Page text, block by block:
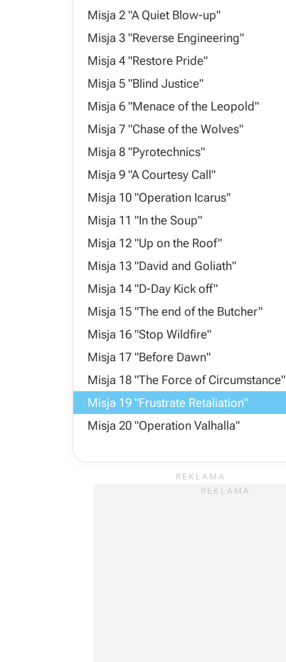
Misja 2 "A Quiet Blow-up"
Misja 3 "Reverse Engineering"
Misja 4 "Restore Pride"
Misja 5 "Blind Justice"
Misja 6 "Menace of the Leopold"
Misja 7 "Chase of the Wolves"
Misja 8 "Pyrotechnics"
Misja 9 "A Courtesy Call"
Misja 10 "Operation Icarus"
Misja 11 "In the Soup"
Misja 12 "Up on the Roof"
Misja 13 "David and Goliath"
Misja 14 "D-Day Kick off"
Misja 15 "The end of the Butcher"
Misja 16 "Stop Wildfire"
Misja 17 "Before Dawn"
Misja 18 "The Force of Circumstance"
Misja 19 "Frustrate Retaliation"
Misja 20 "Operation Valhalla"